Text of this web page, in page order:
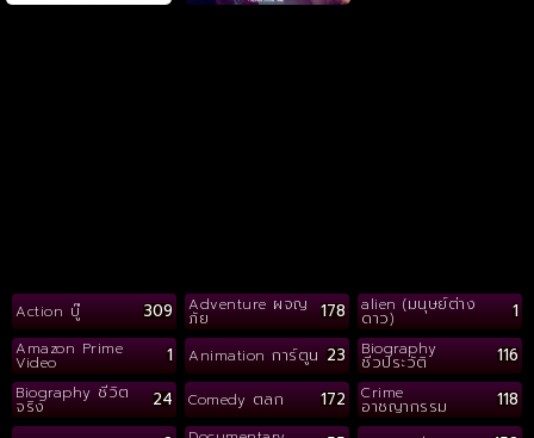
Action บู๊ 309 Adventure ผจญ
ภัย 178 alien (มนุษย์ต่าง
ดาว) 1
Amazon Prime
Video 1 Animation การ์ตูน 23 Biography
ชีวประวัติ 116
Biography ชีวิต
จริง 24 Comedy ตลก 172 Crime
อาชญากรรม 118